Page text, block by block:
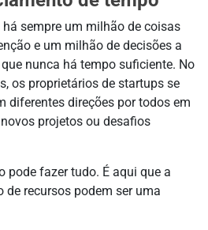
sempre um milhão de coisas
e um milhão de decisões a
nunca há tempo suficiente. No
os proprietários de startups se
diferentes direções por todos em
projetos ou desafios
pode fazer tudo. É aqui que a
de recursos podem ser uma